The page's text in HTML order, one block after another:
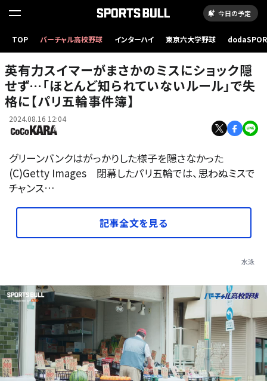
今日の予定
TOP バーチャル高校野球 インターハイ 東京六大学野球
英有力スイマーがまさかのミスにショック隠
せず…「ほとんど知られていないルール」で失
格に【パリ五輪事件簿】
2024.08.16 12:04
グリーンバンクはがっかりした様子を隠さなかった
(C)Getty Images 閉幕したパリ五輪では、思わぬミスで
チャンス…
記事全文を見る
水泳